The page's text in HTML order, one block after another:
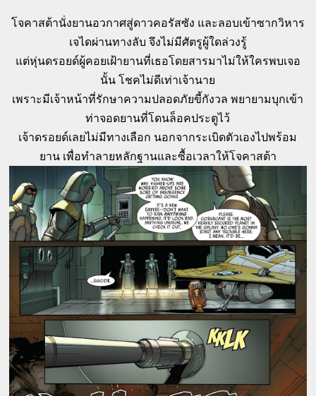
โจคาสต้านั่งยานอวกาศสู่ดาวคอรัสซัง และลอบเข้าซากวิหาร
เจไดผ่านทางลับ จึงไม่มีศัตรูผู้ใดล่วงรู้
แต่หุ่นดรอยด์ผู้คอยเฝ้ายานที่เธอโดยสารมาไม่ให้ใครพบเจอ
นั้น โชคไม่ดีเท่าเจ้านาย
เพราะมีเจ้าหน้าที่รักษาความปลอดภัยขี้กังวล พยายามบุกเข้า
ท่าจอดยานที่โดนล็อคประตูไว้
เจ้าดรอยด์เลยไม่มีทางเลือก นอกจากระเบิดตัวเองไปพร้อม
ยาน เพื่อทำลายหลักฐานและซื้อเวลาให้โจคาสต้า